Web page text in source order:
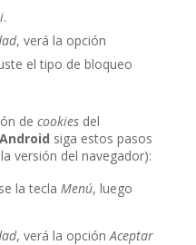
.
, verá la opción
el tipo de bloqueo
de cookiesdel
Android siga estos pasos
versión del navegador):
la tecla Menú, luego
, verá la opciónAceptar